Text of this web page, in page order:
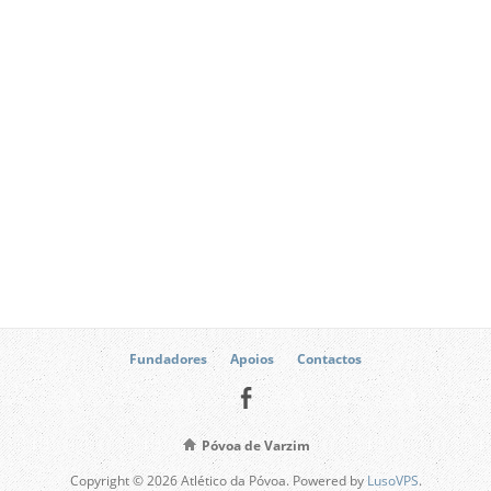
Fundadores Apoios Contactos
Póvoa de Varzim
Copyright © 2026 Atlético da Póvoa. Powered byLusoVPS.